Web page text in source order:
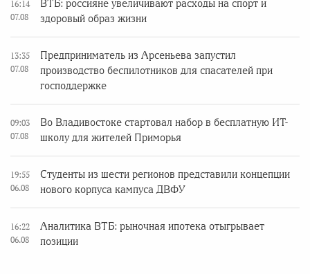
16:14
07.08
ВТБ: россияне увеличивают расходы на спорт и
здоровый образ жизни
13:35
07.08
Предприниматель из Арсеньева запустил
производство беспилотников для спасателей при
господдержке
09:03
07.08
Во Владивостоке стартовал набор в бесплатную ИТ-
школу для жителей Приморья
19:55
06.08
Студенты из шести регионов представили концепции
нового корпуса кампуса ДВФУ
16:22
06.08
Аналитика ВТБ: рыночная ипотека отыгрывает
позиции